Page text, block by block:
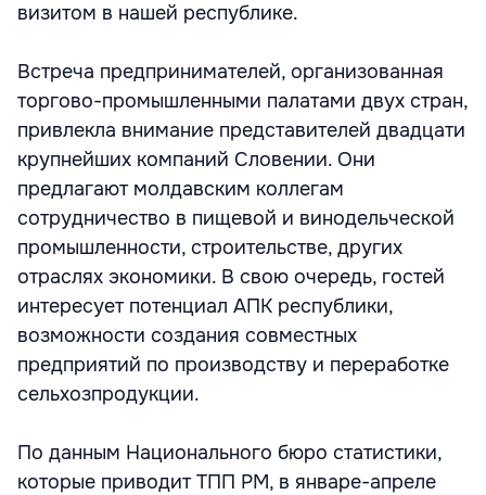
визитом в нашей республике.
Встреча предпринимателей, организованная
торгово-промышленными палатами двух стран,
привлекла внимание представителей двадцати
крупнейших компаний Словении. Они
предлагают молдавским коллегам
сотрудничество в пищевой и винодельческой
промышленности, строительстве, других
отраслях экономики. В свою очередь, гостей
интересует потенциал АПК республики,
возможности создания совместных
предприятий по производству и переработке
сельхозпродукции.
По данным Национального бюро статистики,
которые приводит ТПП РМ, в январе-апреле